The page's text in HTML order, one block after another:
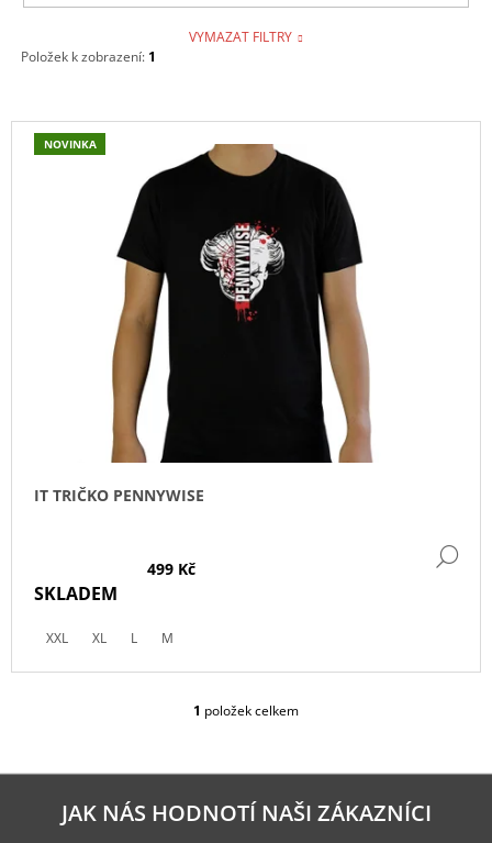
VYMAZAT FILTRY
Položek k zobrazení: 1
V NOVINKA
IT TRIČKO PENNYWISE
499 Kč
SKLADEM
XXL XL L M
O
Á
D
A
1 položek celkem
JAK NÁS HODNOTÍ NAŠI ZÁKAZNÍCI